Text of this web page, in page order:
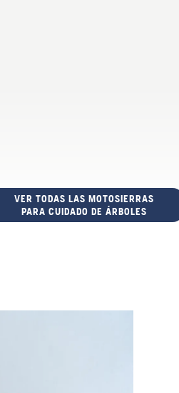
VER TODAS LAS MOTOSIERRAS
PARA CUIDADO DE ÁRBOLES